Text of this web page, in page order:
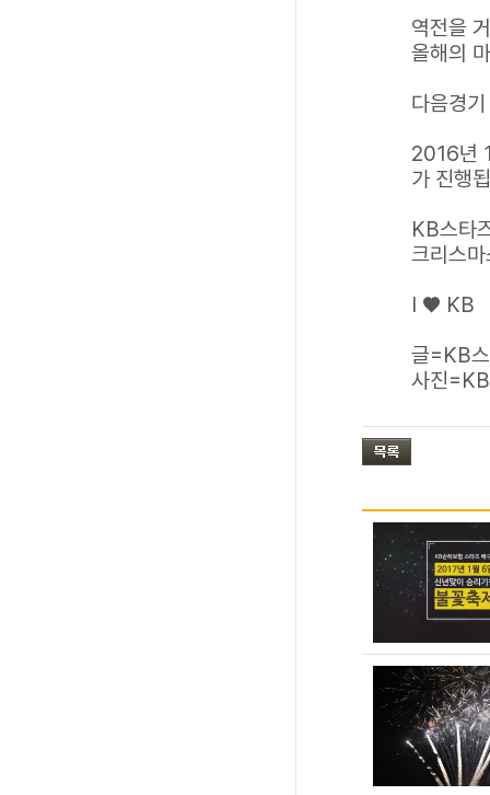
역전을
올해의
다음경
2016년
가 진행
KB스타
크리스
I ♥ KB
글=KB
사진